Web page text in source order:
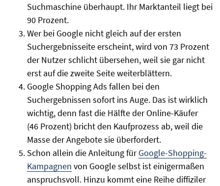
Suchmaschine überhaupt. Ihr Marktanteil liegt bei
90 Prozent.
Wer bei Google nicht gleich auf der ersten
Suchergebnisseite erscheint, wird von 73 Prozent
der Nutzer schlicht übersehen, weil sie gar nicht
erst auf die zweite Seite weiterblättern.
Google Shopping Ads fallen bei den
Suchergebnissen sofort ins Auge. Das ist wirklich
wichtig, denn fast die Hälfte der Online-Käufer
(46 Prozent) bricht den Kaufprozess ab, weil die
Masse der Angebote sie überfordert.
Schon allein die Anleitung fürGoogle-Shopping-
Kampagnen von Google selbst ist einigermaßen
anspruchsvoll. Hinzu kommt eine Reihe diffiziler